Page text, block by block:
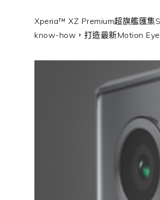
Xperia™ XZ Premium超旗艦匯集
know-how，打造最新Motion